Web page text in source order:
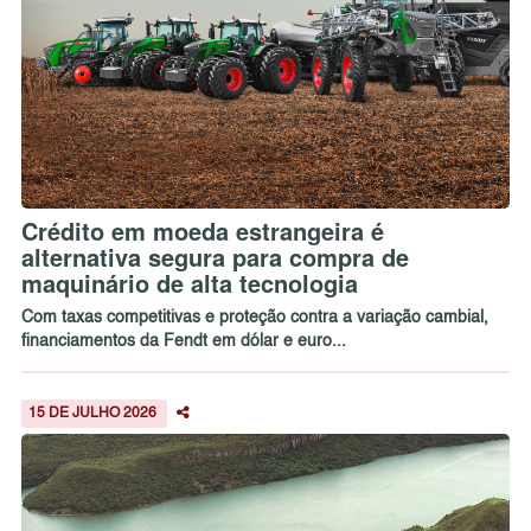
Crédito em moeda estrangeira é
alternativa segura para compra de
maquinário de alta tecnologia
Com taxas competitivas e proteção contra a variação cambial,
financiamentos da Fendt em dólar e euro...
15 DE JULHO 2026